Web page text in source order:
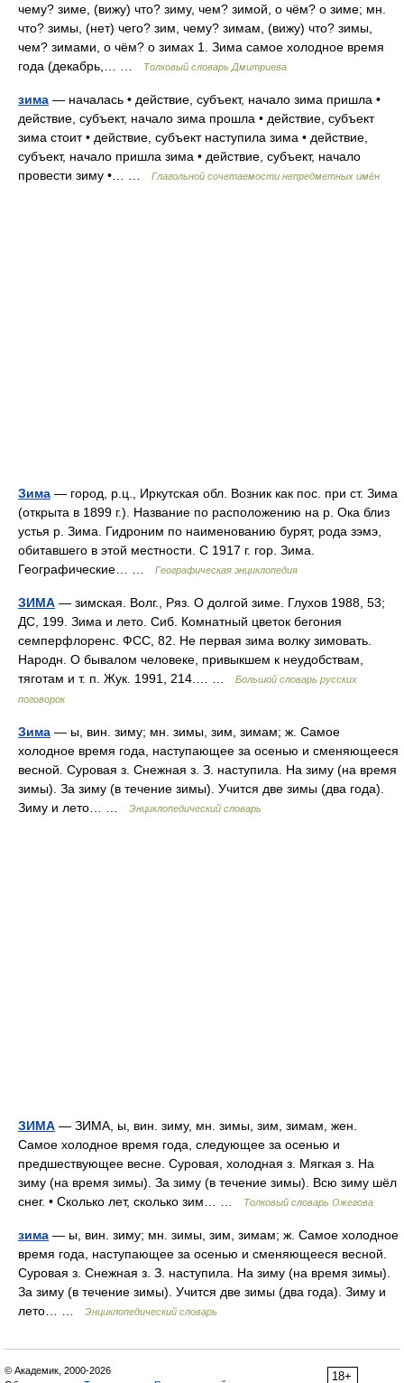
чему? зиме, (вижу) что? зиму, чем? зимой, о чём? о зиме; мн.
что? зимы, (нет) чего? зим, чему? зимам, (вижу) что? зимы,
чем? зимами, о чём? о зимах 1. Зима самое холодное время
года (декабрь,… …
Толковый словарь Дмитриева
зима — началась • действие, субъект, начало зима пришла •
действие, субъект, начало зима прошла • действие, субъект
зима стоит • действие, субъект наступила зима • действие,
субъект, начало пришла зима • действие, субъект, начало
провести зиму •… …
Глагольной сочетаемости непредметных имён
Зима — город, р.ц., Иркутская обл. Возник как пос. при ст. Зима
(открыта в 1899 г.). Название по расположению на р. Ока близ
устья р. Зима. Гидроним по наименованию бурят, рода зэмэ,
обитавшего в этой местности. С 1917 г. гор. Зима.
Географические… …
Географическая энциклопедия
ЗИМА — зимская. Волг., Ряз. О долгой зиме. Глухов 1988, 53;
ДС, 199. Зима и лето. Сиб. Комнатный цветок бегония
семперфлоренс. ФСС, 82. Не первая зима волку зимовать.
Народн. О бывалом человеке, привыкшем к неудобствам,
тяготам и т. п. Жук. 1991, 214.… …
Большой словарь русских
поговорок
Зима — ы, вин. зиму; мн. зимы, зим, зимам; ж. Самое
холодное время года, наступающее за осенью и сменяющееся
весной. Суровая з. Снежная з. З. наступила. На зиму (на время
зимы). За зиму (в течение зимы). Учится две зимы (два года).
Зиму и лето… …
Энциклопедический словарь
ЗИМА — ЗИМА, ы, вин. зиму, мн. зимы, зим, зимам, жен.
Самое холодное время года, следующее за осенью и
предшествующее весне. Суровая, холодная з. Мягкая з. На
зиму (на время зимы). За зиму (в течение зимы). Всю зиму шёл
снег. • Сколько лет, сколько зим… …
Толковый словарь Ожегова
зима — ы, вин. зиму; мн. зимы, зим, зимам; ж. Самое холодное
время года, наступающее за осенью и сменяющееся весной.
Суровая з. Снежная з. З. наступила. На зиму (на время зимы).
За зиму (в течение зимы). Учится две зимы (два года). Зиму и
лето… …
Энциклопедический словарь
18+
© Академик, 2000-2026